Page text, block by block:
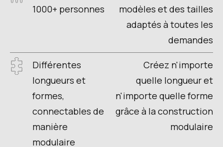
1000+ personnes
modèles et des tailles
adaptés à toutes les
demandes
Différentes
longueurs et
formes,
connectables de
manière
modulaire
Créez n'importe
quelle longueur et
n'importe quelle forme
grâce à la construction
modulaire